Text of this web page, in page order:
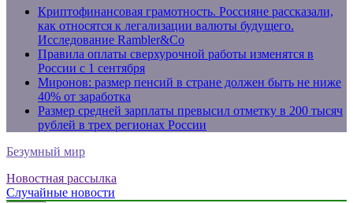
Криптофинансовая грамотность. Россияне рассказали,
как относятся к легализации валюты будущего.
Исследование Rambler&Co
Правила оплаты сверхурочной работы изменятся в
России с 1 сентября
Миронов: размер пенсий в стране должен быть не ниже
40% от заработка
Размер средней зарплаты превысил отметку в 200 тысяч
рублей в трех регионах России
Безумный мир
Новостная рассылка
Случайные новости